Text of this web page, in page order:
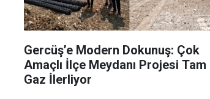
Gercüş’e Modern Dokunuş: Çok
Amaçlı İlçe Meydanı Projesi Tam
Gaz İlerliyor